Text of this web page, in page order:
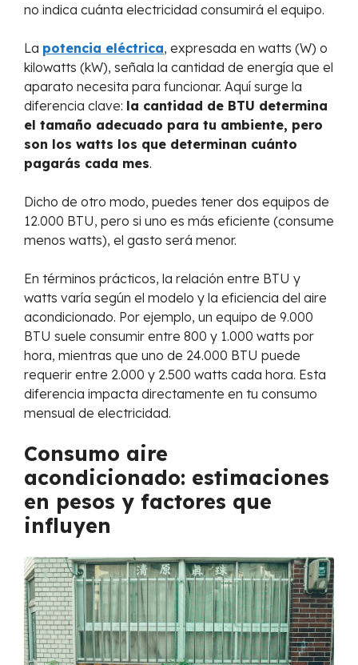
no indica cuánta electricidad consumirá el equipo.
La potencia eléctrica, expresada en watts (W) o
kilowatts (kW), señala la cantidad de energía que el
aparato necesita para funcionar. Aquí surge la
diferencia clave: la cantidad de BTU determina
el tamaño adecuado para tu ambiente, pero
son los watts los que determinan cuánto
pagarás cada mes.
Dicho de otro modo, puedes tener dos equipos de
12.000 BTU, pero si uno es más eficiente (consume
menos watts), el gasto será menor.
En términos prácticos, la relación entre BTU y
watts varía según el modelo y la eficiencia del aire
acondicionado. Por ejemplo, un equipo de 9.000
BTU suele consumir entre 800 y 1.000 watts por
hora, mientras que uno de 24.000 BTU puede
requerir entre 2.000 y 2.500 watts cada hora. Esta
diferencia impacta directamente en tu consumo
mensual de electricidad.
Consumo aire
acondicionado: estimaciones
en pesos y factores que
influyen